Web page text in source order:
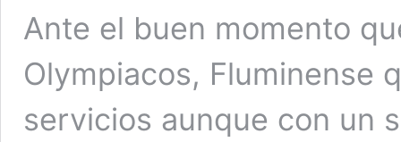
Ante el buen momento
Olympiacos, Fluminense
servicios aunque con un